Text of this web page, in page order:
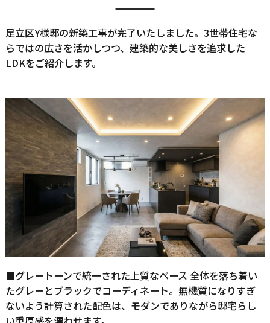
足立区Y様邸の新築工事が完了いたしました。3世帯住宅な
らではの広さを活かしつつ、建築的な美しさを追求した
LDKをご紹介します。
■グレートーンで統一された上質なベース 全体を落ち着い
たグレーとブラックでコーディネート。無機質になりすぎ
ないよう計算された配色は、モダンでありながら邸宅らし